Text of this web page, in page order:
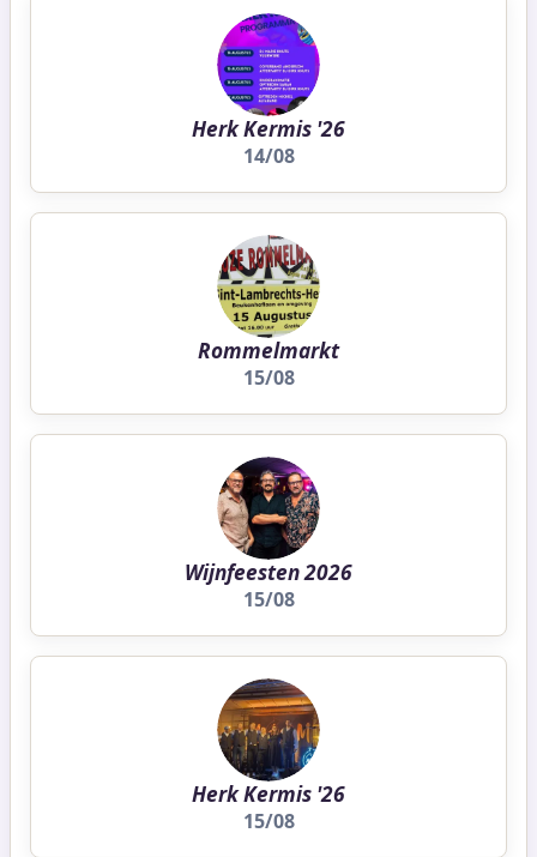
Herk Kermis '26
14/08
Rommelmarkt
15/08
Wijnfeesten 2026
15/08
Herk Kermis '26
15/08